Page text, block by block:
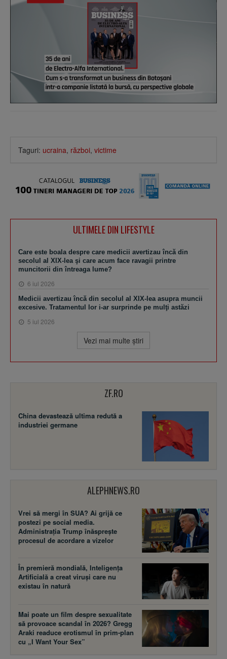
Taguri: ucraina, război, victime
ULTIMELE DIN LIFESTYLE
Care este boala despre care medicii avertizau încă din
secolul al XIX-lea şi care acum face ravagii printre
muncitorii din întreaga lume?
6 iul 2026
Medicii avertizau încă din secolul al XIX-lea asupra muncii
excesive. Tratamentul lor i-ar surprinde pe mulţi astăzi
5 iul 2026
Vezi mai multe ştiri
ZF.RO
China devastează ultima redută a
industriei germane
ALEPHNEWS.RO
Vrei să mergi în SUA? Ai grijă ce
postezi pe social media.
Administrația Trump înăsprește
procesul de acordare a vizelor
În premieră mondială, Inteligența
Artificială a creat viruși care nu
existau în natură
Mai poate un film despre sexualitate
să provoace scandal în 2026? Gregg
Araki readuce erotismul în prim-plan
cu „I Want Your Sex”